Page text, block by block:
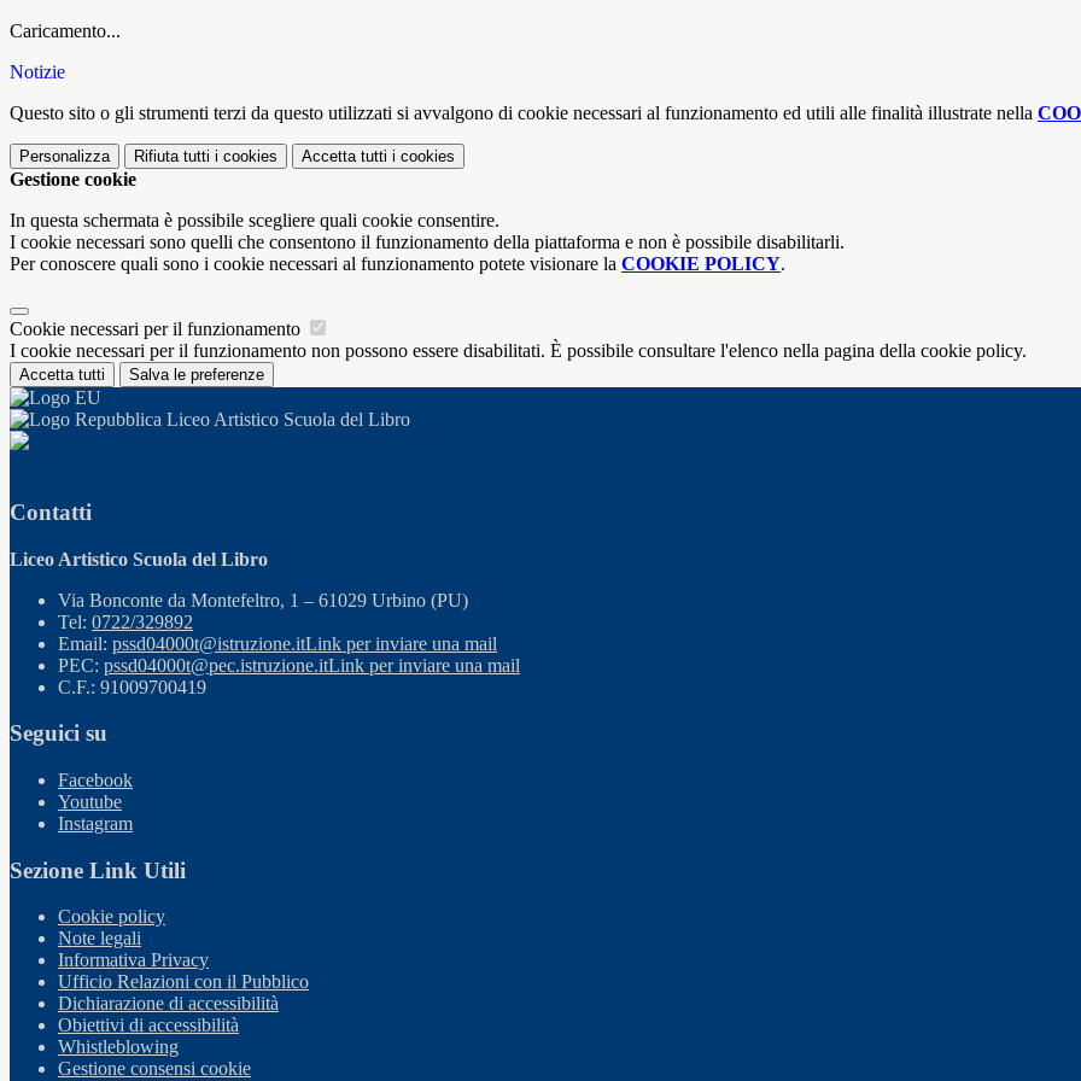
Caricamento...
Notizie
Questo sito o gli strumenti terzi da questo utilizzati si avvalgono di cookie necessari al funzionamento ed utili alle finalità illustrate nella
Personalizza Rifiuta tutti i cookies Accetta tutti i cookies
Gestione cookie
In questa schermata è possibile scegliere quali cookie consentire.
I cookie necessari sono quelli che consentono il funzionamento della piattaforma e non è possibile disabilitarli.
Per conoscere quali sono i cookie necessari al funzionamento potete visionare la COOKIE POLICY.
Cookie necessari per il funzionamento
I cookie necessari per il funzionamento non possono essere disabilitati. È possibile consultare l'elenco nella pagina della cookie policy.
Accetta tutti Salva le preferenze
Liceo Artistico Scuola del Libro
Contatti
Liceo Artistico Scuola del Libro
Via Bonconte da Montefeltro, 1 – 61029 Urbino (PU)
Tel: 0722/329892
Email: pssd04000t@istruzione.itLink per inviare una mail
PEC: pssd04000t@pec.istruzione.itLink per inviare una mail
C.F.: 91009700419
Seguici su
Facebook
Youtube
Instagram
Sezione Link Utili
Cookie policy
Note legali
Informativa Privacy
Ufficio Relazioni con il Pubblico
Dichiarazione di accessibilità
Obiettivi di accessibilità
Whistleblowing
Gestione consensi cookie